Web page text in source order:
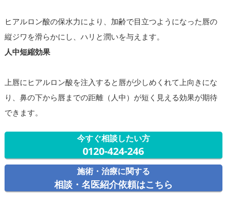
ヒアルロン酸の保水力により、加齢で目立つようになった唇の
縦ジワを滑らかにし、ハリと潤いを与えます。
人中短縮効果
上唇にヒアルロン酸を注入すると唇が少しめくれて上向きにな
り、鼻の下から唇までの距離（人中）が短く見える効果が期待
できます。
今すぐ相談したい方
0120-424-246
施術・治療に関する
相談・名医紹介依頼はこちら